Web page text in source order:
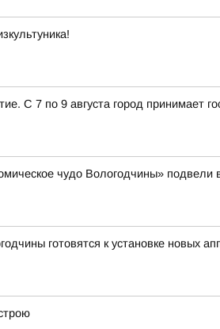
С 7 по 9 августа город принимает
чудо Вологодчины» подвели
готовятся к установке новых